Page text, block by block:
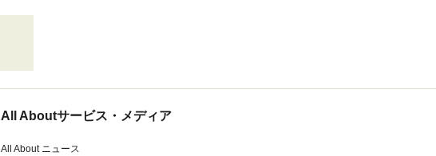
All Aboutサービス・メディア
All About ニュース